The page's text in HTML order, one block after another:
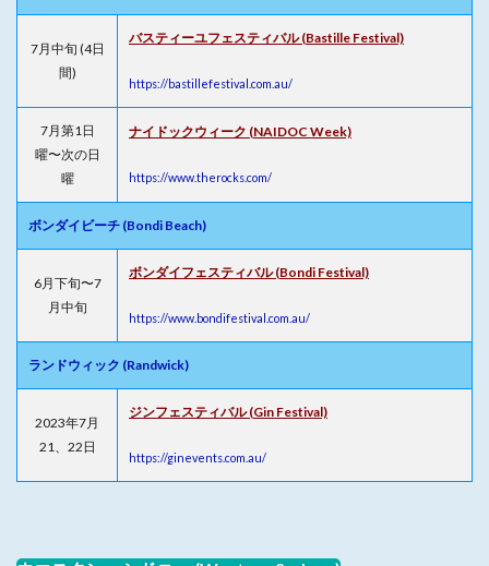
7月中旬 (4日
間)
バスティーユフェスティバル (Bastille Festival)
https://bastillefestival.com.au/
7月第1日
曜〜次の日
曜
ナイドックウィーク (NAIDOC Week)
https://www.therocks.com/
ボンダイビーチ (Bondi Beach)
6月下旬〜7
月中旬
ボンダイフェスティバル (Bondi Festival)
https://www.bondifestival.com.au/
ランドウィック (Randwick)
2023年7月
21、22日
ジンフェスティバル (Gin Festival)
https://ginevents.com.au/